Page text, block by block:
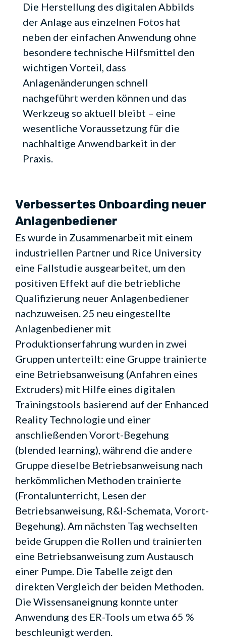
Die Herstellung des digitalen Abbilds
der Anlage aus einzelnen Fotos hat
neben der einfachen Anwendung ohne
besondere technische Hilfsmittel den
wichtigen Vorteil, dass
Anlagenänderungen schnell
nachgeführt werden können und das
Werkzeug so aktuell bleibt – eine
wesentliche Voraussetzung für die
nachhaltige Anwendbarkeit in der
Praxis.
Verbessertes Onboarding neuer
Anlagenbediener
Es wurde in Zusammenarbeit mit einem
industriellen Partner und Rice University
eine Fallstudie ausgearbeitet, um den
positiven Effekt auf die betriebliche
Qualifizierung neuer Anlagenbediener
nachzuweisen. 25 neu eingestellte
Anlagenbediener mit
Produktionserfahrung wurden in zwei
Gruppen unterteilt: eine Gruppe trainierte
eine Betriebsanweisung (Anfahren eines
Extruders) mit Hilfe eines digitalen
Trainingstools basierend auf der Enhanced
Reality Technologie und einer
anschließenden Vorort-Begehung
(blended learning), während die andere
Gruppe dieselbe Betriebsanweisung nach
herkömmlichen Methoden trainierte
(Frontalunterricht, Lesen der
Betriebsanweisung, R&I-Schemata, Vorort-
Begehung). Am nächsten Tag wechselten
beide Gruppen die Rollen und trainierten
eine Betriebsanweisung zum Austausch
einer Pumpe. Die Tabelle zeigt den
direkten Vergleich der beiden Methoden.
Die Wissensaneignung konnte unter
Anwendung des ER-Tools um etwa 65 %
beschleunigt werden.